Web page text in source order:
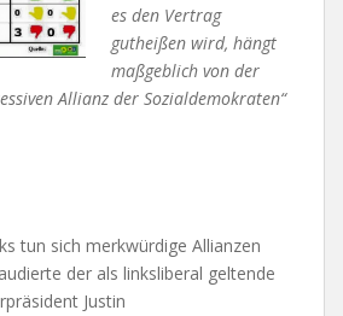
es den Vertrag
gutheißen wird, hängt
maßgeblich von der
Allianz der Sozialdemokraten“
tun sich merkwürdige Allianzen
der als linksliberal geltende
Justin